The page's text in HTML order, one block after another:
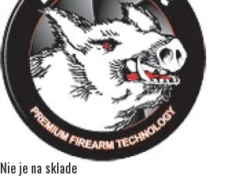
Nie je na sklade